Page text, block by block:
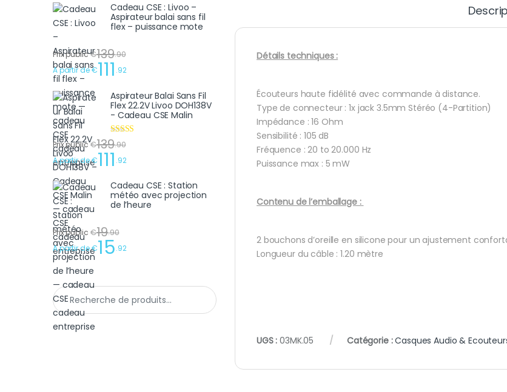
Détails techniques :
Écouteurs haute fidélité avec commande à distance.
Type de connecteur : 1x jack 3.5mm Stéréo (4-Partition)
Impédance : 16 Ohm
Sensibilité : 105 dB
Fréquence : 20 to 20.000 Hz
Puissance max : 5 mW
Contenu de l’emballage :
2 bouchons d’oreille en silicone pour un ajustement
Longueur du câble : 1.20 mètre
UGS :03MK.05 Catégorie :Casques Audio &
Cadeau CSE : Livoo –
Aspirateur balai sans fil
flex – puissance mote
Prix public €139.90
A partir de €111 .92
Aspirateur Balai Sans Fil
Flex 22.2V Livoo DOH138V
- Cadeau CSE Malin
Note
sur 5
Prix public €139.90
A partir de €111 .92
Cadeau CSE : Station
météo avec projection
de l’heure
Prix public €19.90
A partir de €15.92
Recherche pour :